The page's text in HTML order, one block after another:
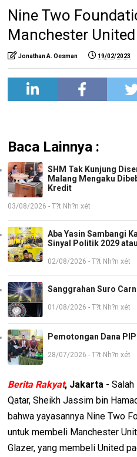
Nine Two
Manchester United
Jonathan A. Oesman 19/02/2023
Baca Lainnya :
SHM Tak Kunjung
Malang Mengaku
Kredit
03/08/2026 - T?t Nh?n xét
Aba Yasin Sambangi
Sinyal Politik 2029
02/08/2026 - T?t Nh?n xét
Sanggrahan Suro
01/08/2026 - T?t Nh?n xét
Pemotongan Dana
28/07/2026 - T?t Nh?n xét
Berita Rakyat, Jakarta -
Qatar, Sheikh Jassim bin
bahwa yayasannya Nine Two
untuk membeli Manchester
Glazer, yang membeli United